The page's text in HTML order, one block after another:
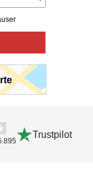
Trustpilot